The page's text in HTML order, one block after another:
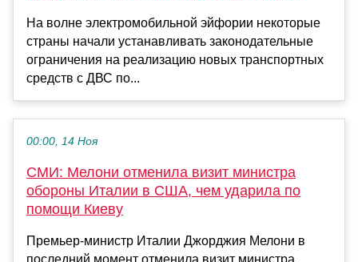
На волне электромобильной эйфории некоторые
страны начали устанавливать законодательные
ограничения на реализацию новых транспортных
средств с ДВС по...
00:00, 14 Ноя
СМИ: Мелони отменила визит министра
обороны Италии в США, чем ударила по
помощи Киеву
Премьер-министр Италии Джорджия Мелони в
последний момент отменила визит министра